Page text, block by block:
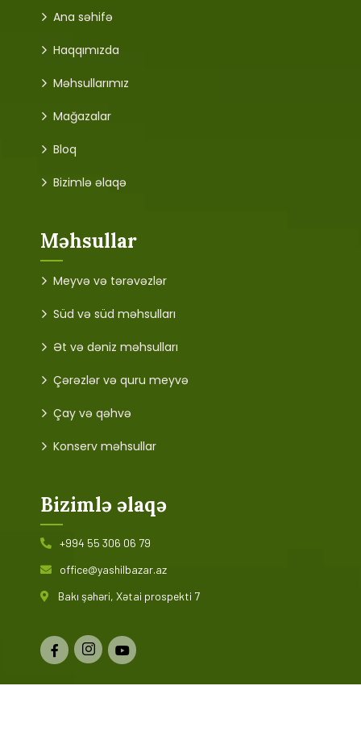
Ana səhifə
Haqqımızda
Məhsullarımız
Mağazalar
Bloq
Bizimlə əlaqə
Məhsullar
Meyvə və tərəvəzlər
Süd və süd məhsulları
Ət və dəniz məhsulları
Çərəzlər və quru meyvə
Çay və qəhvə
Konserv məhsullar
Bizimlə əlaqə
+994 55 306 06 79
office@yashilbazar.az
Bakı şəhəri, Xətai prospekti 7